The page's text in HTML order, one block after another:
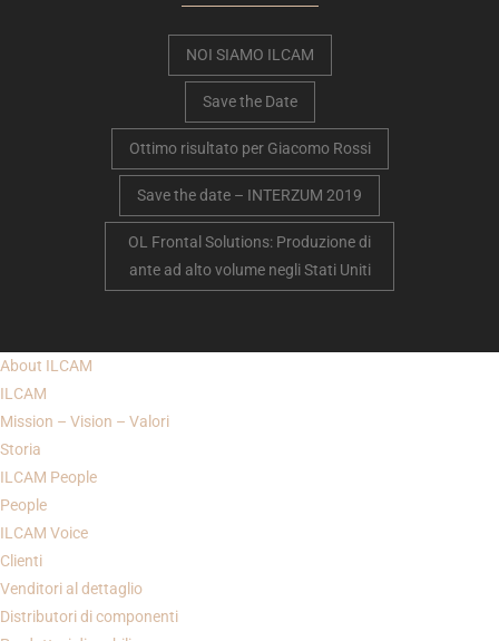
NOI SIAMO ILCAM
Save the Date
Ottimo risultato per Giacomo Rossi
Save the date – INTERZUM 2019
OL Frontal Solutions: Produzione di
ante ad alto volume negli Stati Uniti
About ILCAM
ILCAM
Mission – Vision – Valori
Storia
ILCAM People
People
ILCAM Voice
Clienti
Venditori al dettaglio
Distributori di componenti